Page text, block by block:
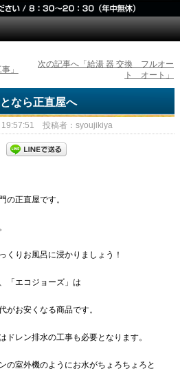
」
次の記事へ「給湯 器 交換 フルオー
ト オート」
なら正直屋へ
19:57:51 投稿者：syoujikiya
の正直屋です。
くりお風呂に浸かりましょう！
「エコジョーズ」は
がお安くなる商品です。
ドレン排水の工事も必要となります。
の室外機のようにお水がちょろちょろと